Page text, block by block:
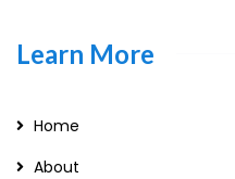
Learn More
Home
About